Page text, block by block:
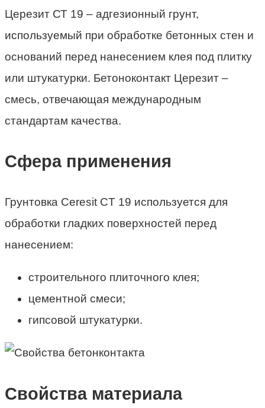
Церезит СТ 19 – адгезионный грунт,
используемый при обработке бетонных стен и
оснований перед нанесением клея под плитку
или штукатурки. Бетоноконтакт Церезит –
смесь, отвечающая международным
стандартам качества.
Сфера применения
Грунтовка Ceresit CT 19 используется для
обработки гладких поверхностей перед
нанесением:
строительного плиточного клея;
цементной смеси;
гипсовой штукатурки.
Свойства материала